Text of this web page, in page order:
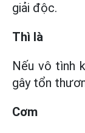
giải độc.
Thì là
Nếu vô tình
gây tổn
Cơm